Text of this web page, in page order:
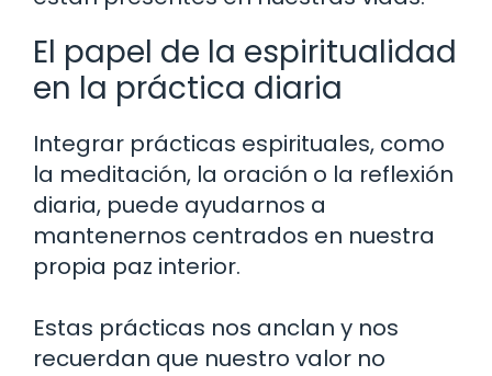
El papel de la espiritualidad
en la práctica diaria
Integrar prácticas espirituales, como
la meditación, la oración o la reflexión
diaria, puede ayudarnos a
mantenernos centrados en nuestra
propia paz interior.
Estas prácticas nos anclan y nos
recuerdan que nuestro valor no